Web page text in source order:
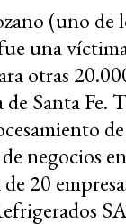
(uno de
una
otras
Santa
negocios
20